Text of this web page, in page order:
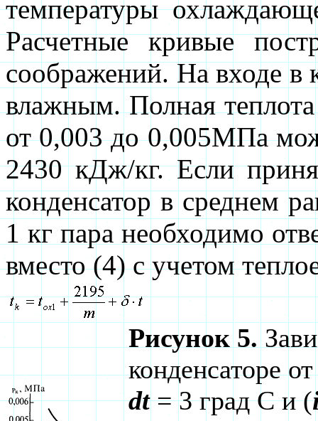
температуры
Расчетные кривые
соображений. На входе в
влажным. Полная
от 0,003 до 0,005МПа
2430 кДж/кг. Если
конденсатор в среднем
1 кг пара необходимо
вместо (4) с учетом
Рисунок 5.
конденсаторе
dt= 3 град С и (